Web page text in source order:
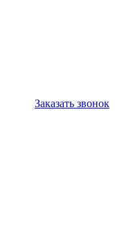
Заказать звонок